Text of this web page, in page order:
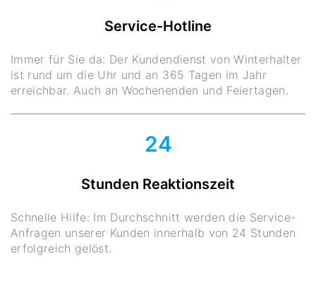
Service-Hotline
Immer für Sie da: Der Kundendienst von Winterhalter
ist rund um die Uhr und an 365 Tagen im Jahr
erreichbar. Auch an Wochenenden und Feiertagen.
24
Stunden Reaktionszeit
Schnelle Hilfe: Im Durchschnitt werden die Service-
Anfragen unserer Kunden innerhalb von 24 Stunden
erfolgreich gelöst.